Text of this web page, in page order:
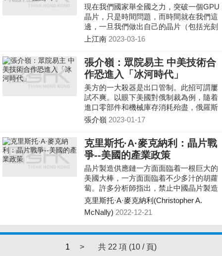
能嚴重產能過剩，利潤也會受到侵蝕，恐
再度出現虧損競爭、「懦夫博弈」危局。
現在我們國家舉全國之力，突破一個GPU
晶片，只是時間問題，而時間就在我們這
邊，一旦我們做出自己的晶片（包括光刻
機），那些隨美國制裁中國的廠商就要永
考下這個制裁是否值得。
上江南 2023-03-16
張介嶺：眾院易主 中美技術合
作恐進入「冰河時代」
美方的一大殺器是出口管制。此招可謂屢
試不爽。以眼下美國對俄制裁為例，隨着
進口零部件和機械庫存消耗殆盡，俄羅斯
國防和能源等支柱產業日漸困頓，導致了
就這麼做了，且愈演愈烈。去年十月，美
國商務部工業和安全局宣佈，除非獲得特
別許可，不再允許企業向中國供應先進計
算晶片、晶片製造設備和其他產品，這無
異於封殺了對華轉讓先進圖形處理設備、
在中國超級電腦中使用美國晶片和專業技
術。此外，美方還極限施壓，限制美國
人，包括綠卡持有者為中國半導體企業工
作，大有徹底封殺之勢。
張介嶺 2023-01-17
克里斯托·A·麥克納利：晶片戰
爭--美國的產業政策
晶片製造供應鏈一方面面臨着一根巨大的
美國大棒，一方面面臨着不少多汁的胡蘿
蔔。許多分析師指出，禁止中國晶片製造
商進口美國設備的規定可能會使他們倒退
幾十年。
克里斯托·A·麥克納利(Christopher A.
McNally) 2022-12-21
1 > 共 22 項 (10 / 頁)